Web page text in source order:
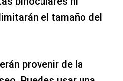
el tamaño del
provenir de la